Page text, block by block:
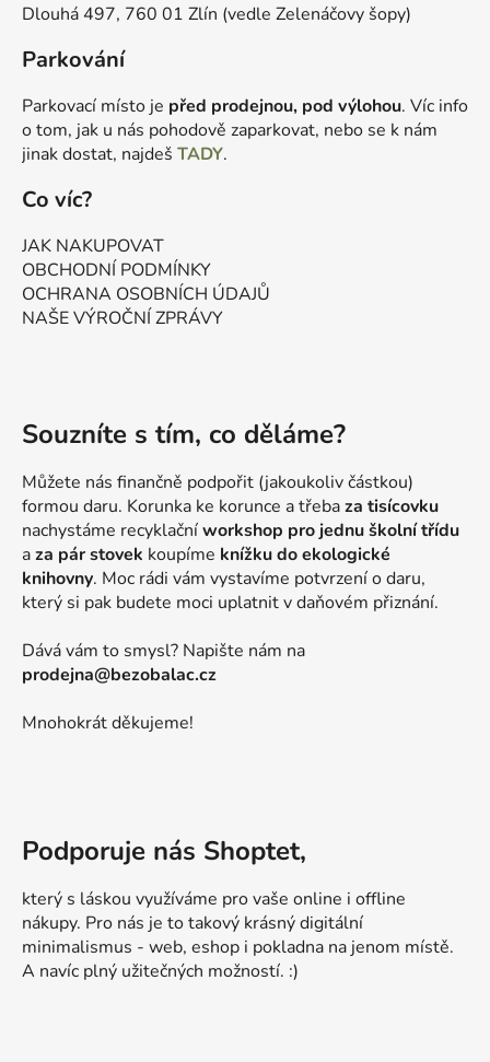
Dlouhá 497, 760 01 Zlín (vedle Zelenáčovy šopy)
Parkování
Parkovací místo je před prodejnou, pod výlohou. Víc info
o tom, jak u nás pohodově zaparkovat, nebo se k nám
jinak dostat, najdeš TADY.
Co víc?
JAK NAKUPOVAT
OBCHODNÍ PODMÍNKY
OCHRANA OSOBNÍCH ÚDAJŮ
NAŠE VÝROČNÍ ZPRÁVY
Souzníte s tím, co děláme?
Můžete nás finančně podpořit (jakoukoliv částkou)
formou daru. Korunka ke korunce a třebaza tisícovku
nachystáme recyklačníworkshop pro jednu školní třídu
aza pár stovek koupíme knížku do ekologické
knihovny. Moc rádi vám vystavíme potvrzení o daru,
který si pak budete moci uplatnit v daňovém přiznání.
Dává vám to smysl? Napište nám na
prodejna@bezobalac.cz
Mnohokrát děkujeme!
Podporuje nás Shoptet,
který s láskou využíváme pro vaše online i offline
nákupy. Pro nás je to takový krásný digitální
minimalismus - web, eshop i pokladna na jenom místě.
A navíc plný užitečných možností. :)